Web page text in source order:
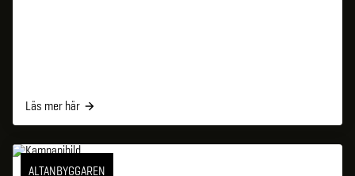
Läs mer här
ALTANBYGGAREN